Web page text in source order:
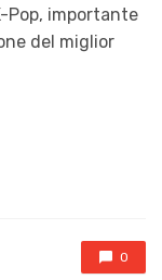
Pop, importante
del miglior
0